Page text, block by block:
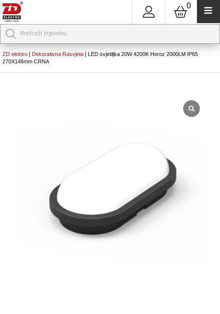
0
Products
search
ZD elektro | Dekorativna Rasvjeta | LED svjetiljka 20W 4200K Horoz 2000LM IP65
270X146mm CRNA